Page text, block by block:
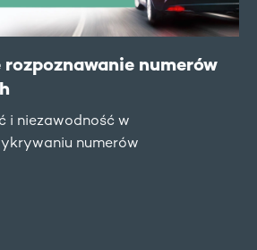
numerów
i niezawodność w
numerów